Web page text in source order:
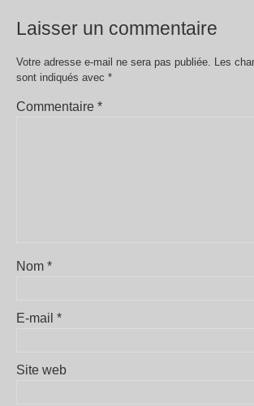
Laisser un commentaire
Votre adresse e-mail ne sera pas publiée. Les
sont indiqués avec *
Commentaire *
Nom *
E-mail *
Site web